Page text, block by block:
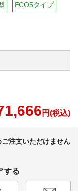
ECO5タイプ
円(税込)
注文いただけません
する